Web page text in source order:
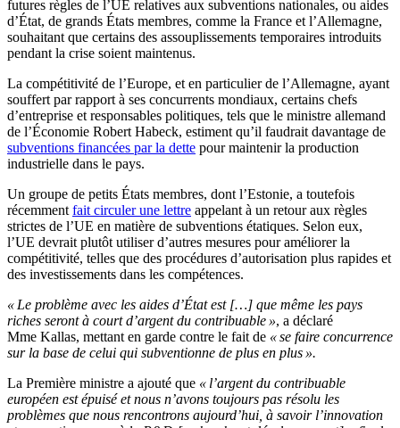
futures règles de l’UE relatives aux subventions nationales, ou aides
d’État, de grands États membres, comme la France et l’Allemagne,
souhaitant que certains des assouplissements temporaires introduits
pendant la crise soient maintenus.
La compétitivité de l’Europe, et en particulier de l’Allemagne, ayant
souffert par rapport à ses concurrents mondiaux, certains chefs
d’entreprise et responsables politiques, tels que le ministre allemand
de l’Économie Robert Habeck, estiment qu’il faudrait davantage de
subventions financées par la dette pour maintenir la production
industrielle dans le pays.
Un groupe de petits États membres, dont l’Estonie, a toutefois
récemment fait circuler une lettre appelant à un retour aux règles
strictes de l’UE en matière de subventions étatiques. Selon eux,
l’UE devrait plutôt utiliser d’autres mesures pour améliorer la
compétitivité, telles que des procédures d’autorisation plus rapides et
des investissements dans les compétences.
« Le problème avec les aides d’État est […] que même les pays
riches seront à court d’argent du contribuable », a déclaré
Mme Kallas, mettant en garde contre le fait de « se faire concurrence
sur la base de celui qui subventionne de plus en plus ».
La Première ministre a ajouté que « l’argent du contribuable
européen est épuisé et nous n’avons toujours pas résolu les
problèmes que nous rencontrons aujourd’hui, à savoir l’innovation